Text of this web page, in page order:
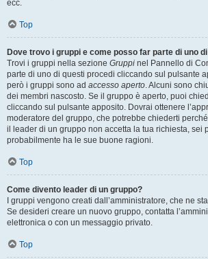
ecc.
Top
Dove trovo i gruppi e come posso far parte di uno
Trovi i gruppi nella sezione Gruppi nel Pannello di
parte di uno di questi procedi cliccando sul pulsante
però i gruppi sono ad accesso aperto. Alcuni sono
dei membri nascosto. Se il gruppo è aperto, puoi
cliccando sul pulsante apposito. Dovrai ottenere
moderatore del gruppo, che potrebbe chiederti
il leader di un gruppo non accetta la tua richiesta, sei
probabilmente ha le sue buone ragioni.
Top
Come divento leader di un gruppo?
I gruppi vengono creati dall’amministratore, che ne
Se desideri creare un nuovo gruppo, contatta
elettronica o con un messaggio privato.
Top